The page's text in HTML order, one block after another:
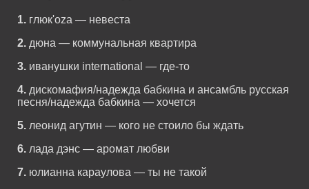
1. глюк'oza — невеста
2. дюна — коммунальная квартира
3. иванушки international — где-то
4. дискомафия/надежда бабкина и ансамбль русская
песня/надежда бабкина — хочется
5. леонид агутин — кого не стоило бы ждать
6. лада дэнс — аромат любви
7. юлианна караулова — ты не такой